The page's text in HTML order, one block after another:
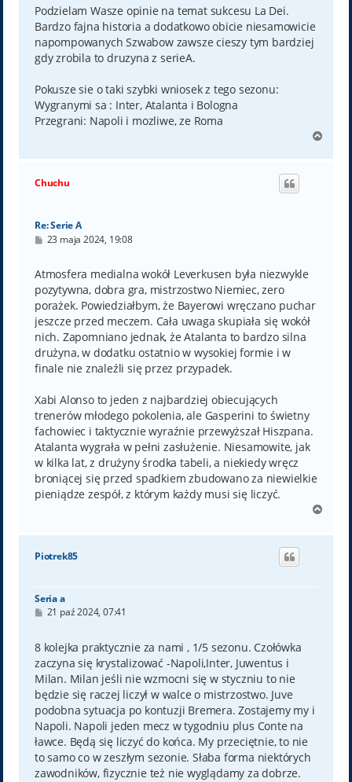
t
Podzielam Wasze opinie na temat sukcesu La Dei.
Bardzo fajna historia a dodatkowo obicie niesamowicie
napompowanych Szwabow zawsze cieszy tym bardziej
gdy zrobila to druzyna z serieA.
Pokusze sie o taki szybki wniosek z tego sezonu:
Wygranymi sa : Inter, Atalanta i Bologna
Przegrani: Napoli i mozliwe, ze Roma
g
Chuchu
Re: Serie A
P
t
23 maja 2024, 19:08
Atmosfera medialna wokół Leverkusen była niezwykle
pozytywna, dobra gra, mistrzostwo Niemiec, zero
porażek. Powiedziałbym, że Bayerowi wręczano puchar
jeszcze przed meczem. Cała uwaga skupiała się wokół
nich. Zapomniano jednak, że Atalanta to bardzo silna
drużyna, w dodatku ostatnio w wysokiej formie i w
finale nie znaleźli się przez przypadek.
Xabi Alonso to jeden z najbardziej obiecujących
trenerów młodego pokolenia, ale Gasperini to świetny
fachowiec i taktycznie wyraźnie przewyższał Hiszpana.
Atalanta wygrała w pełni zasłużenie. Niesamowite, jak
w kilka lat, z drużyny środka tabeli, a niekiedy wręcz
broniącej się przed spadkiem zbudowano za niewielkie
pieniądze zespół, z którym każdy musi się liczyć.
g
Piotrek85
Seria a
P
t
21 paź 2024, 07:41
8 kolejka praktycznie za nami , 1/5 sezonu. Czołówka
zaczyna się krystalizować -Napoli,Inter, Juwentus i
Milan. Milan jeśli nie wzmocni się w styczniu to nie
będzie się raczej liczył w walce o mistrzostwo. Juve
podobna sytuacja po kontuzji Bremera. Zostajemy my i
Napoli. Napoli jeden mecz w tygodniu plus Conte na
ławce. Będą się liczyć do końca. My przeciętnie, to nie
to samo co w zeszłym sezonie. Słaba forma niektórych
zawodników, fizycznie też nie wyglądamy za dobrze.